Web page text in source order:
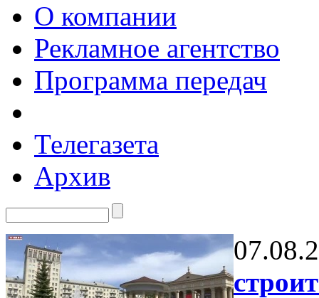
О компании
Рекламное агентство
Программа передач
Телегазета
Архив